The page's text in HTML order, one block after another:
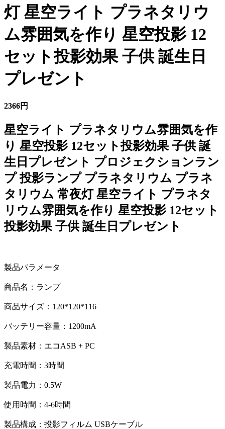
灯 星空ライト プラネタリウ
ム雰囲気を作り 星空投影 12
セット投影効果 子供 誕生日
プレゼント
2366円
星空ライト プラネタリウム雰囲気を作
り 星空投影 12セット投影効果 子供 誕
生日プレゼント プロジェクションラン
プ 投影ランプ プラネタリウム プラネ
タリウム 常夜灯 星空ライト プラネタ
リウム雰囲気を作り 星空投影 12セット
投影効果 子供 誕生日プレゼント
製品パラメータ
商品名：ランプ
商品サイズ：120*120*116
バッテリー容量：1200mA
製品素材：エコASB + PC
充電時間：3時間
製品電力：0.5W
使用時間：4-6時間
製品構成：投影フィルム USBケーブル